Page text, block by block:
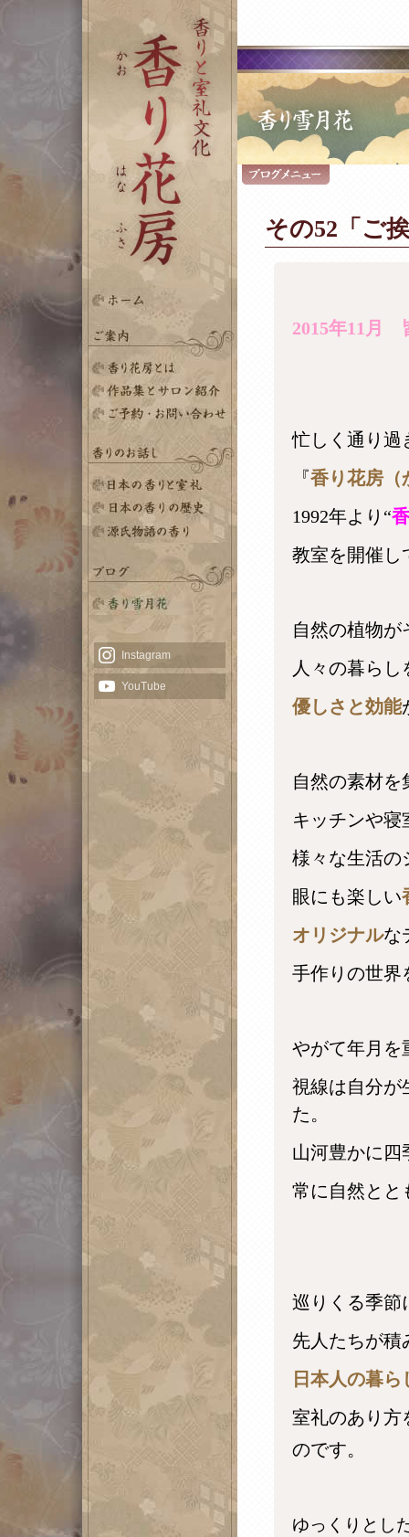
その壱 「供える」
その弐 「くゆらす」
その参 「飾る」
その四 「清める」
その五 「身にまとう」
その52「ご
2015年11 月
忙しく通り過
『香り花房（
1992年より“
教室を開催し
自然の植物が
人々の暮らし
優しさと効能
自然の素材を
キッチンや寝
様々な生活の
眼にも楽しい
オリジナルな
手作りの世界
やがて年月を
視線は自分が
た。
山河豊かに四
常に自然とと
巡りくる季節
先人たちが積
日本人の暮
室礼のあり方
のです。
ゆっくりとし